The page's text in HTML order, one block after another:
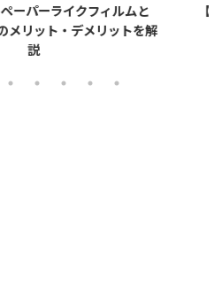
ーパーライクフィルムと
リット・デメリットを解
説
【